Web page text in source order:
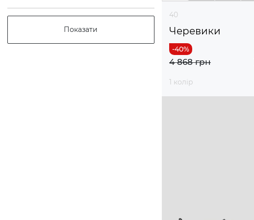
Показати
40
Черевики
4 868 грн
1 колір